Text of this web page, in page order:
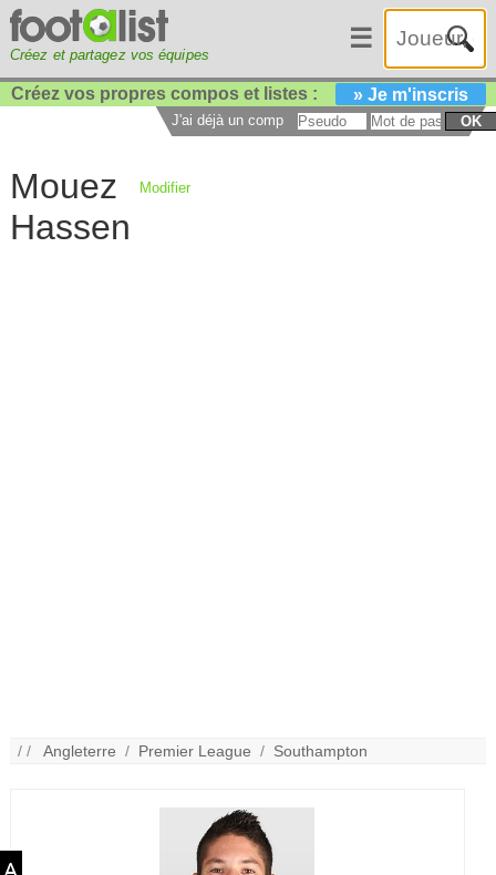
Créez et partagez vos équipes
☰
Créez vos propres compos et listes : » Je m'inscris
J'ai déjà un compte : OK
Mouez
Hassen
Modifier
/ /Angleterre / Premier League / Southampton